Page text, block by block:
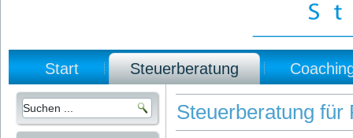
Start Steuerberatung
Steuerberatung für